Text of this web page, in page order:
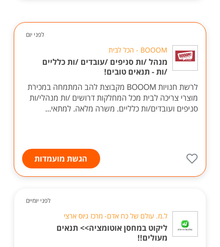
לפני יום
BOOOM - הכל לבית
מנהל /ות סניפים /עובדים /ות כלליים
/ות - תנאים טובים!
לרשת חנויות BOOOM מקבוצת להב המתמחה במכירת
מוצרי צריכה לבית מכל המחלקות דרושים /ות מנהלי/ות
סניפים ועובדים/ות כלליים. משרה מלאה. למתאי...
הגשת מועמדות
לפני יומיים
ל.מ. עולם של כח אדם- מרכז גיוס ארצי
ליקוט במחסן אוטומציה>> תנאים
מעולים!!